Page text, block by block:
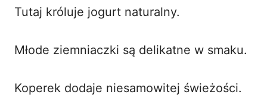
Tutaj króluje jogurt naturalny.
Młode ziemniaczki są delikatne w smaku.
Koperek dodaje niesamowitej świeżości.